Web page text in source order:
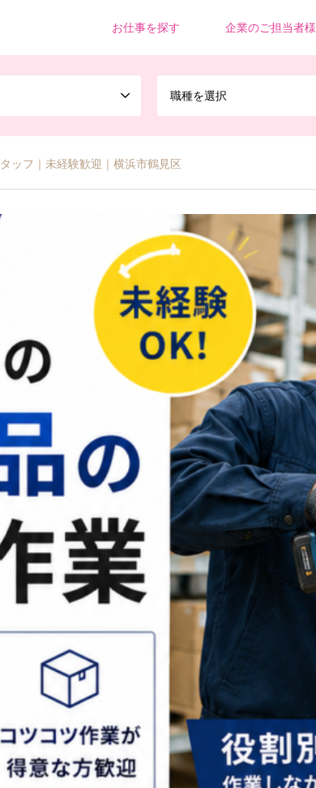
お仕事を探す 企業のご担当者様
職種を選択
ッフ｜未経験歓迎｜横浜市鶴見区